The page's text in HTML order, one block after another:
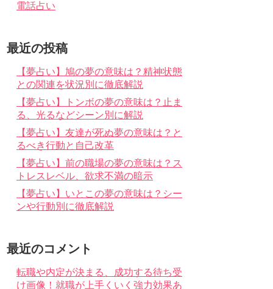
電話占い
最近の投稿
【夢占い】鳩の夢の意味は？精神状態
との関連を状況別に徹底解説
【夢占い】トンボの夢の意味は？止ま
る、光るなどシーン別に解説
【夢占い】友達が死ぬ夢の意味は？と
るべき行動と自己改革
【夢占い】前の職場の夢の意味は？ス
トレスレベル、欲求不満の暗示
【夢占い】いとこの夢の意味は？シー
ンや行動別に徹底解説
最近のコメント
転職や内定が決まる、成功する待ち受
け画像！就職が上手くいく強力効果あ